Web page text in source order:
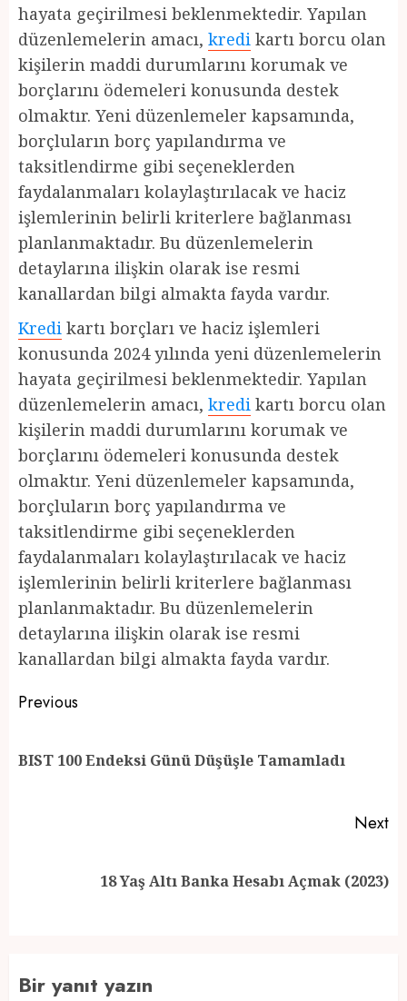
hayata geçirilmesi beklenmektedir. Yapılan
düzenlemelerin amacı, kredi kartı borcu olan
kişilerin maddi durumlarını korumak ve
borçlarını ödemeleri konusunda destek
olmaktır. Yeni düzenlemeler kapsamında,
borçluların borç yapılandırma ve
taksitlendirme gibi seçeneklerden
faydalanmaları kolaylaştırılacak ve haciz
işlemlerinin belirli kriterlere bağlanması
planlanmaktadır. Bu düzenlemelerin
detaylarına ilişkin olarak ise resmi
kanallardan bilgi almakta fayda vardır.
Kredi kartı borçları ve haciz işlemleri
konusunda 2024 yılında yeni düzenlemelerin
hayata geçirilmesi beklenmektedir. Yapılan
düzenlemelerin amacı, kredi kartı borcu olan
kişilerin maddi durumlarını korumak ve
borçlarını ödemeleri konusunda destek
olmaktır. Yeni düzenlemeler kapsamında,
borçluların borç yapılandırma ve
taksitlendirme gibi seçeneklerden
faydalanmaları kolaylaştırılacak ve haciz
işlemlerinin belirli kriterlere bağlanması
planlanmaktadır. Bu düzenlemelerin
detaylarına ilişkin olarak ise resmi
kanallardan bilgi almakta fayda vardır.
Post
Previous
BIST 100 Endeksi Günü Düşüşle Tamamladı
Next
18 Yaş Altı Banka Hesabı Açmak (2023)
Bir yanıt yazın